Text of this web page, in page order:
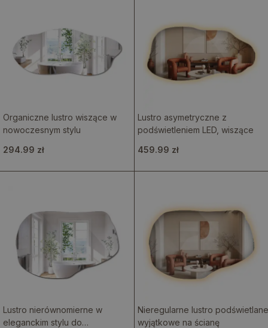
Organiczne lustro wiszące w
nowoczesnym stylu
294.99 zł
Lustro asymetryczne z
podświetleniem LED, wiszące
459.99 zł
Lustro nierównomierne w
eleganckim stylu do
Nieregularne lustro podświetlane
wyjątkowe na ścianę